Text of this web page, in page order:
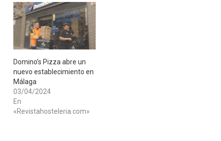
Domino’s Pizza abre un
nuevo establecimiento en
Málaga
03/04/2024
En
«Revistahosteleria.com»